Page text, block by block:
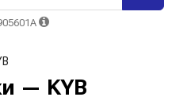
— KYB